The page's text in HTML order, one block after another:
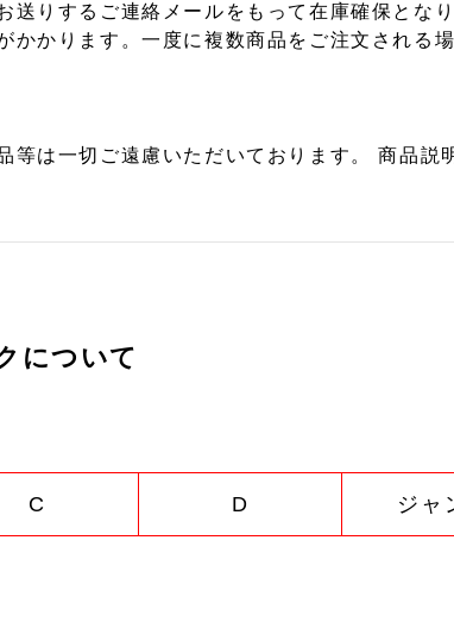
りするご連絡メールをもって在庫確保となり
かかります。一度に複数商品をご注文される
は一切ご遠慮いただいております。 商品説
について
C D ジャ